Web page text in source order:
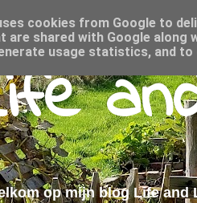
op mijn blog Life and
cookies from Google to
are shared with Google
usage statistics, and to